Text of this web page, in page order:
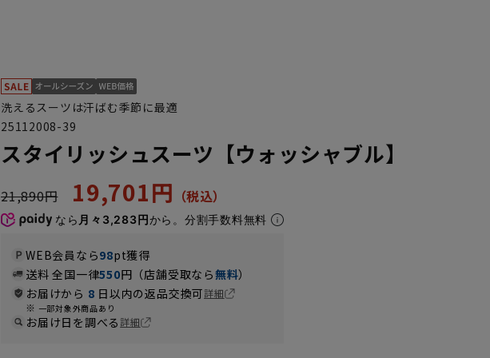
BE9 YA4 YA5 YA6 YA7 YA8 YA9
洗えるスーツは汗ばむ季節に最適
25112008-39
スタイリッシュスーツ【ウォッシャブル】
21,890円 19,701円
なら 月々3,283円から。分割手数料無料
WEB会員なら98pt獲得
送料 全国一律550円（店舗受取なら無料）
お届けから 8 日以内の返品交換可詳細
一部対象外商品あり
お届け日を調べる詳細